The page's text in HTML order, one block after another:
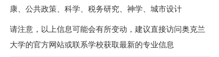
康、公共政策、科学、税务研究、神学、城市设计
请注意，以上信息可能会有所变动，建议直接访问奥克兰
大学的官方网站或联系学校获取最新的专业信息